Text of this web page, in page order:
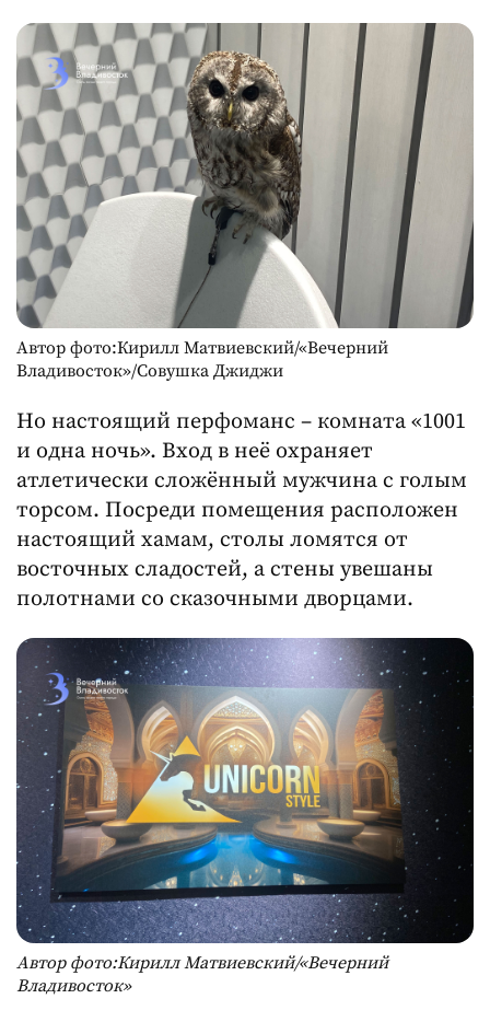
Автор фото:Кирилл Матвиевский/«Вечерний
Владивосток»/Совушка Джиджи
Но настоящий перфоманс – комната «1001
и одна ночь». Вход в неё охраняет
атлетически сложённый мужчина с голым
торсом. Посреди помещения расположен
настоящий хамам, столы ломятся от
восточных сладостей, а стены увешаны
полотнами со сказочными дворцами.
Автор фото:Кирилл Матвиевский/«Вечерний
Владивосток»